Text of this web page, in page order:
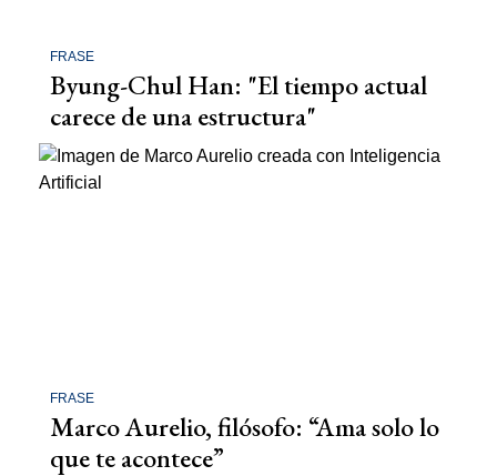
FRASE
Byung-Chul Han: "El tiempo actual
carece de una estructura"
FRASE
Marco Aurelio, filósofo: “Ama solo lo
que te acontece”